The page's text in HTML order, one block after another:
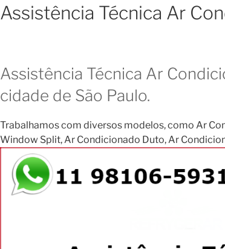
Assistência Técnica Ar
Assistência Técnica Ar
cidade de São Paulo.
Trabalhamos com diversos modelos, como Ar
Window Split, Ar Condicionado Duto, Ar